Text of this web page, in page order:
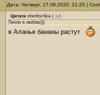
Дата: Четверг, 17.09.2020, 21:25 |
Цитата sherifochka (
)
Тепло я люблю)))
в Аланье бананы растут